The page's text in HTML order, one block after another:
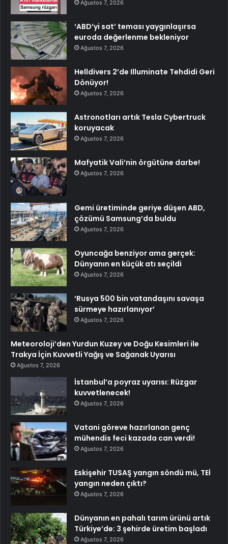
Ağustos 7, 2026
‘ABD’yi sat’ teması yaygınlaşırsa
euroda değerlenme bekleniyor
Ağustos 7, 2026
Helldivers 2’de Illuminate Tehdidi Geri
Dönüyor!
Ağustos 7, 2026
Astronotları artık Tesla Cybertruck
koruyacak
Ağustos 7, 2026
Mafyatik Vali’nin örgütüne darbe!
Ağustos 7, 2026
Gemi üretiminde geriye düşen ABD,
çözümü Samsung’da buldu
Ağustos 7, 2026
Oyuncağa benziyor ama gerçek:
Dünyanın en küçük atı seçildi
Ağustos 7, 2026
‘Rusya 500 bin vatandaşını savaşa
sürmeye hazırlanıyor’
Ağustos 7, 2026
Meteoroloji’den Yurdun Kuzey ve Doğu Kesimleri ile
Trakya İçin Kuvvetli Yağış ve Sağanak Uyarısı
Ağustos 7, 2026
İstanbul’a poyraz uyarısı: Rüzgar
kuvvetlenecek!
Ağustos 7, 2026
Vatani göreve hazırlanan genç
mühendis feci kazada can verdi!
Ağustos 7, 2026
Eskişehir TUSAŞ yangın söndü mü, TEİ
yangın neden çıktı?
Ağustos 7, 2026
Dünyanın en pahalı tarım ürünü artık
Türkiye’de: 3 şehirde üretim başladı
Ağustos 7, 2026